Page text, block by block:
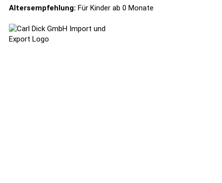
Altersempfehlung: Für Kinder ab 0 Monate